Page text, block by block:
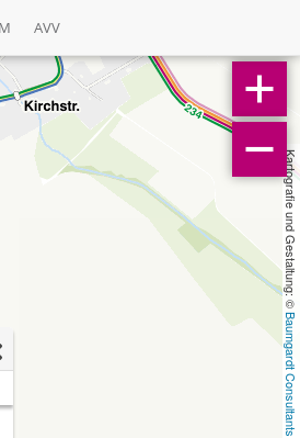
AVV
Kartografie und Gestaltung: ©
Baumgardt Consultants GbR